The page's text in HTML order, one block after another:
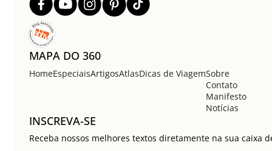
MAPA DO 360
HomeEspeciaisArtigosAtlasDicas de ViagemSobre
Contato
Manifesto
Notícias
INSCREVA-SE
Receba nossos melhores textos diretamente na sua caixa